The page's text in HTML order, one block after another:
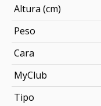
Altura (cm)
Peso
Cara
MyClub
Tipo